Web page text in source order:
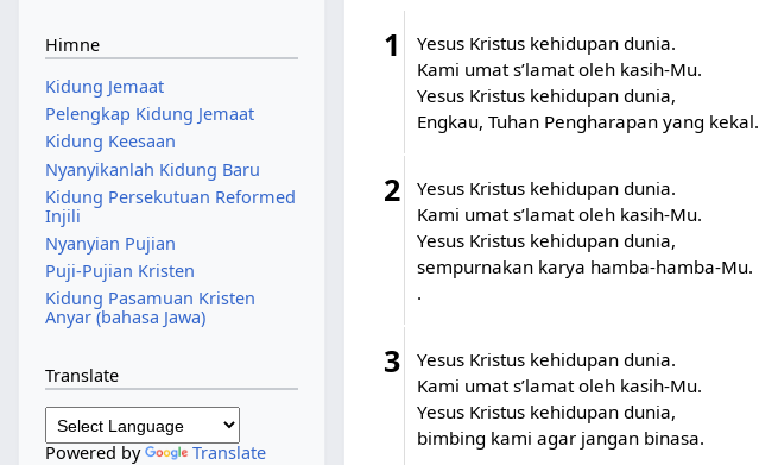
1
Yesus Kristus kehidupan dunia.
Kami umat s’lamat oleh kasih-Mu.
Yesus Kristus kehidupan dunia,
Engkau, Tuhan Pengharapan yang kekal.
2
Yesus Kristus kehidupan dunia.
Kami umat s’lamat oleh kasih-Mu.
Yesus Kristus kehidupan dunia,
sempurnakan karya hamba-hamba-Mu.
.
3
Yesus Kristus kehidupan dunia.
Kami umat s’lamat oleh kasih-Mu.
Yesus Kristus kehidupan dunia,
bimbing kami agar jangan binasa.
Himne
Kidung Jemaat
Pelengkap Kidung Jemaat
Kidung Keesaan
Nyanyikanlah Kidung Baru
Kidung Persekutuan Reformed
Injili
Nyanyian Pujian
Puji-Pujian Kristen
Kidung Pasamuan Kristen
Anyar (bahasa Jawa)
Translate
Powered by Translate